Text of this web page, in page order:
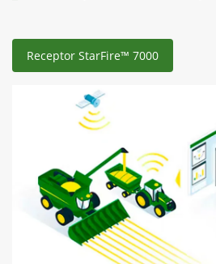
Receptor StarFire™ 7000